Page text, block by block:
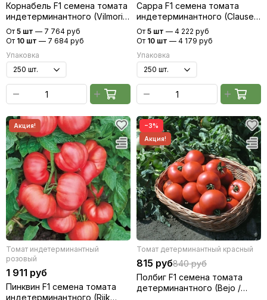
Корнабель F1 семена томата
индетерминантного (Vilmorin
/ Вильморин)
От 5 шт — 7 764 руб
От 10 шт — 7 684 руб
Упаковка
Сарра F1 семена томата
индетерминантного (Clause /
Клос)
От 5 шт — 4 222 руб
От 10 шт — 4 179 руб
Упаковка
Томат индетерминантный
розовый
1 911 руб
Пинквин F1 семена томата
индетерминантного (Rijk
−3%
Томат детерминантный красный
815 руб840 руб
Полбиг F1 семена томата
детерминантного (Bejo /